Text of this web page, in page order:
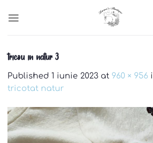
tricou in natur 3
Published 1 iunie 2023 at 960 × 956
tricotat natur